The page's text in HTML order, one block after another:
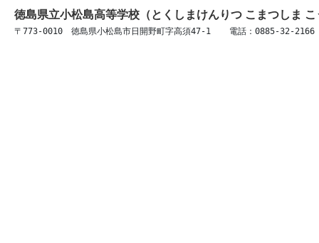
徳島県立小松島高等学校（とくしまけんりつ こまつしま
〒773-0010　徳島県小松島市日開野町字高須47-1 　 電話：0885-32-2166